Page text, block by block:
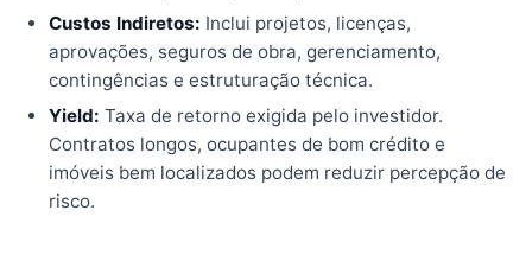
Custos Indiretos: Inclui projetos, licenças,
aprovações, seguros de obra, gerenciamento,
contingências e estruturação técnica.
Yield: Taxa de retorno exigida pelo investidor.
Contratos longos, ocupantes de bom crédito e
imóveis bem localizados podem reduzir percepção de
risco.